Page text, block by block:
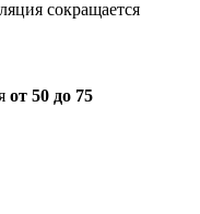
сокращается
от 50 до 75